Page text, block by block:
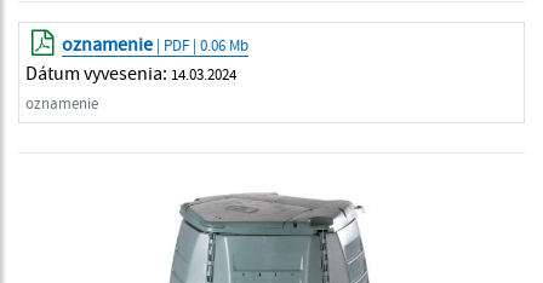
oznamenie | PDF | 0.06 Mb
Dátum vyvesenia: 14.03.2024
oznamenie